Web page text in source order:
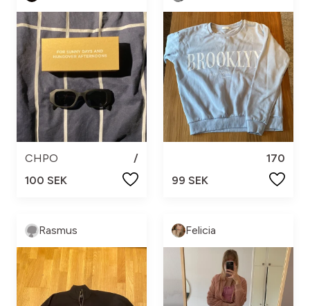
CHPO
/
100 SEK
170
99 SEK
Rasmus Felicia